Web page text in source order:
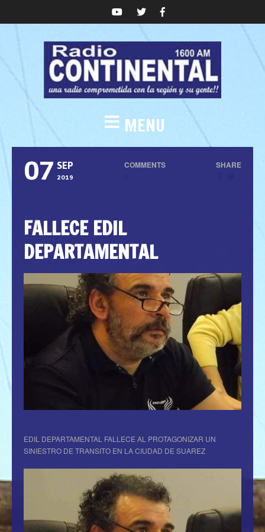
MENU
07 SEP
2019
COMMENTS SHARE
FALLECE EDIL
DEPARTAMENTAL
EDIL DEPARTAMENTAL FALLECE AL PROTAGONIZAR UN
SINIESTRO DE TRANSITO EN LA CIUDAD DE SUAREZ